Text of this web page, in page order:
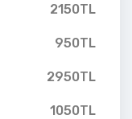
2150TL
950TL
2950TL
1050TL